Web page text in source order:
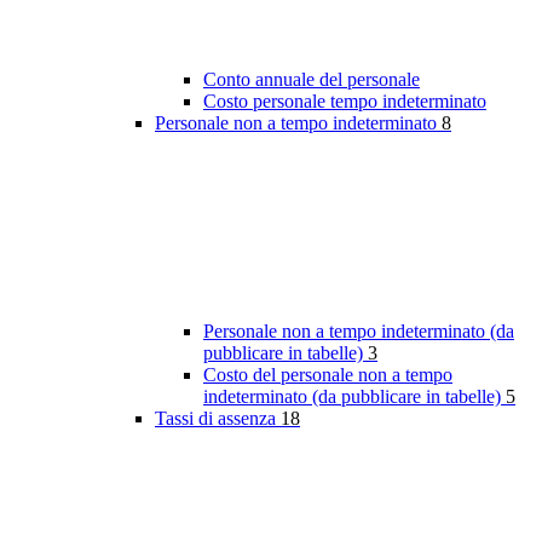
Conto annuale del personale
Costo personale tempo indeterminato
Personale non a tempo indeterminato 8
Personale non a tempo indeterminato (da
pubblicare in tabelle) 3
Costo del personale non a tempo
indeterminato (da pubblicare in tabelle) 5
Tassi di assenza 18